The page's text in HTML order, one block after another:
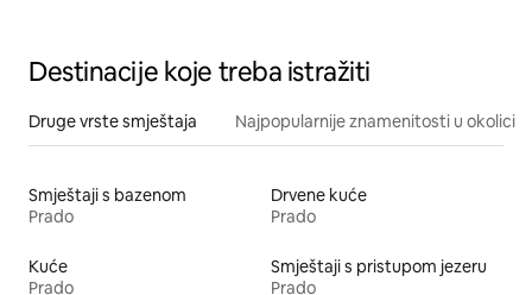
Destinacije koje treba istražiti
Druge vrste smještaja Najpopularnije znamenitosti u okolici
Smještaji s bazenom
Prado
Drvene kuće
Prado
Kuće
Prado
Smještaji s pristupom jezeru
Prado